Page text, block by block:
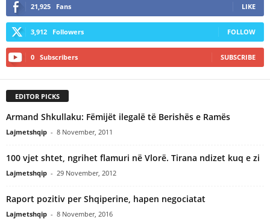
21,925 Fans LIKE
3,912 Followers FOLLOW
0 Subscribers SUBSCRIBE
EDITOR PICKS
Armand Shkullaku: Fëmijët ilegalë të Berishës e Ramës
Lajmetshqip - 8 November, 2011
100 vjet shtet, ngrihet flamuri në Vlorë. Tirana ndizet kuq e zi
Lajmetshqip - 29 November, 2012
Raport pozitiv per Shqiperine, hapen negociatat
Lajmetshqip - 8 November, 2016